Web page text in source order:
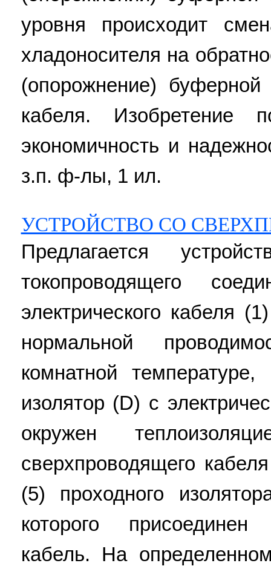
уровня происходит
хладоносителя на
(опорожнение)
кабеля. Изобретение
экономичность и
з.п. ф-лы, 1 ил.
УСТРОЙСТВО СО
Предлагается
токопроводящего
электрического кабеля
нормальной
комнатной
изолятор (D) с
окружен
сверхпроводящего
(5) проходного
которого
кабель. На